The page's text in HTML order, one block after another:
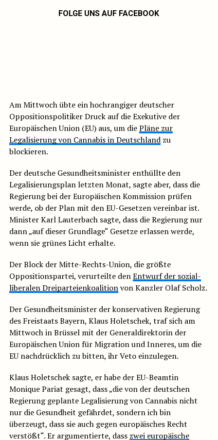
FOLGE UNS AUF FACEBOOK
Am Mittwoch übte ein hochrangiger deutscher
Oppositionspolitiker Druck auf die Exekutive der
Europäischen Union (EU) aus, um diePläne zur
Legalisierung von Cannabis in Deutschlandzu
blockieren.
Der deutsche Gesundheitsminister enthüllte den
Legalisierungsplan letzten Monat, sagte aber, dass die
Regierung bei der Europäischen Kommission prüfen
werde, ob der Plan mit den EU-Gesetzen vereinbar ist.
Minister Karl Lauterbach sagte, dass die Regierung nur
dann „auf dieser Grundlage“ Gesetze erlassen werde,
wenn sie grünes Licht erhalte.
Der Block der Mitte-Rechts-Union, die größte
Oppositionspartei, verurteilte denEntwurf der sozial-
liberalen Dreiparteienkoalitionvon Kanzler Olaf Scholz.
Der Gesundheitsminister der konservativen Regierung
des Freistaats Bayern, Klaus Holetschek, traf sich am
Mittwoch in Brüssel mit der Generaldirektorin der
Europäischen Union für Migration und Inneres, um die
EU nachdrücklich zu bitten, ihr Veto einzulegen.
Klaus Holetschek sagte, er habe der EU-Beamtin
Monique Pariat gesagt, dass „die von der deutschen
Regierung geplante Legalisierung von Cannabis nicht
nur die Gesundheit gefährdet, sondern ich bin
überzeugt, dass sie auch gegen europäisches Recht
verstößt“. Er argumentierte, dass zwei europäische